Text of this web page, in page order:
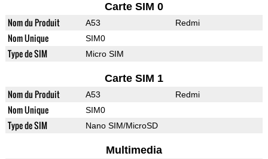
Carte SIM 0
Nom du Produit A53 Redmi
Nom Unique SIM0
Type de SIM Micro SIM
Carte SIM 1
Nom du Produit A53 Redmi
Nom Unique SIM0
Type de SIM Nano SIM/MicroSD
Multimedia